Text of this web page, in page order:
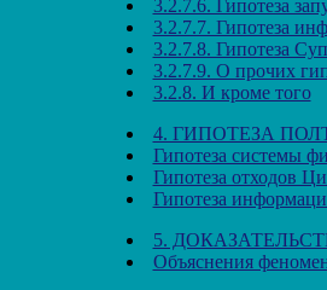
3.2.7.6. Гипотеза
3.2.7.7. Гипотеза
3.2.7.8. Гипотеза
3.2.7.9. О прочих
3.2.8. И кроме того
4. ГИПОТЕЗА
Гипотеза системы
Гипотеза отходов
Гипотеза
5.
Объяснения